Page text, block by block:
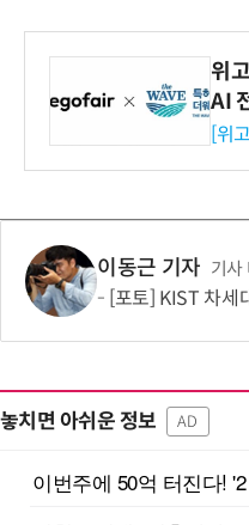
위
AI
시
[위
이동근 기자 기사
[포토] KIST 차세대 바이
놓치면 아쉬운 정보 AD